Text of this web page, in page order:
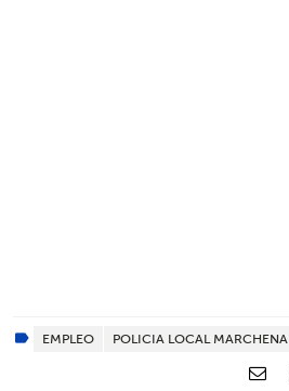
EMPLEO POLICIA LOCAL MARCHENA